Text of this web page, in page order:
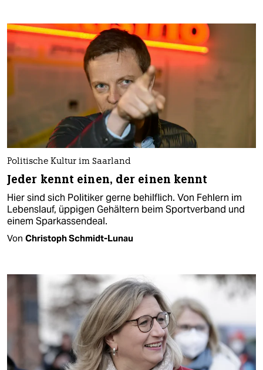
Politische Kultur im Saarland
Jeder kennt einen, der einen kennt
Hier sind sich Politiker gerne behilflich. Von Fehlern im
Lebenslauf, üppigen Gehältern beim Sportverband und
einem Sparkassendeal.
Von Christoph Schmidt-Lunau